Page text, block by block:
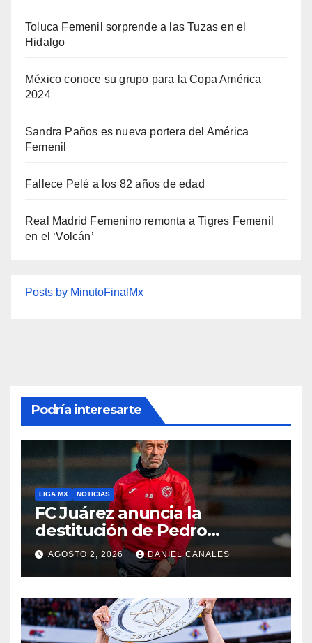
Toluca Femenil sorprende a las Tuzas en el
Hidalgo
México conoce su grupo para la Copa América
2024
Sandra Paños es nueva portera del América
Femenil
Fallece Pelé a los 82 años de edad
Real Madrid Femenino remonta a Tigres Femenil
en el ‘Volcán’
Posts by MinutoFinalMx
Podría interesarte
LIGA MX NOTICIAS
FC Juárez anuncia la
destitución de Pedro
Caixinha
AGOSTO 2, 2026 DANIEL CANALES